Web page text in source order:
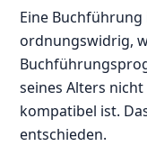
Eine
ordnungswidrig,
seines Alters
kompatibel ist.
entschieden.